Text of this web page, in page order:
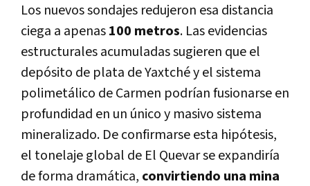
Los nuevos sondajes redujeron esa distancia
ciega a apenas100 metros. Las evidencias
estructurales acumuladas sugieren que el
depósito de plata de Yaxtché y el sistema
polimetálico de Carmen podrían fusionarse en
profundidad en un único y masivo sistema
mineralizado. De confirmarse esta hipótesis,
el tonelaje global de El Quevar se expandiría
de forma dramática, convirtiendo una mina